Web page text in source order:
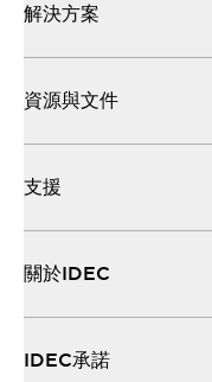
解決方案
資源與文件
支援
關於IDEC
IDEC承諾